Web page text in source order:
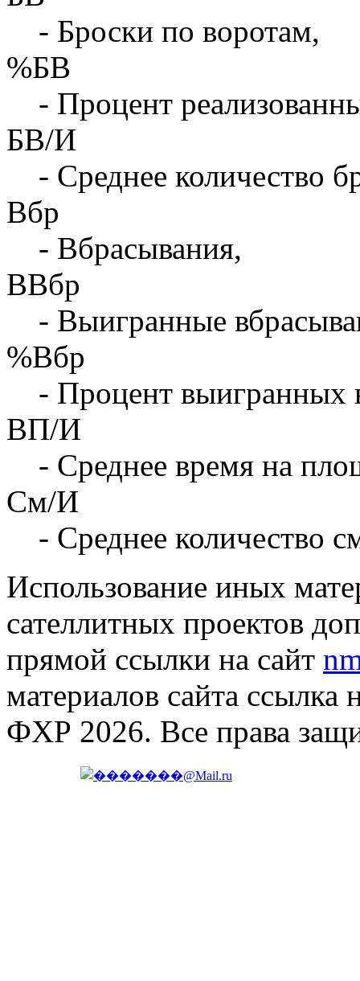
- Броски по воротам,
%БВ
- Процент
БВ/И
- Среднее количество
Вбр
- Вбрасывания,
ВВбр
- Выигранные
%Вбр
- Процент выигранных
ВП/И
- Среднее время на
См/И
- Среднее количество
Использование иных
сателлитных проектов
прямой ссылки на сайт
материалов сайта ссылка
ФХР 2026. Все права